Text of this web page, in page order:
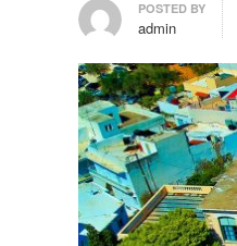
Author
POSTED BY
admin